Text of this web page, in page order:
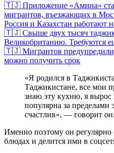
🇹🇯 Приложение «Амина»
мигрантов, въезжающих в
Россия и Казахстан работают
🇹🇯 Свыше двух тысяч
Великобританию. Требуются
🇹🇯 Мигрантов предупредили,
можно получить срок
«Я родился в
Таджикистане, все мои
знаю эту кухню, я вырос
популярна за
счастлив», — говорит он.
Именно поэтому он
блюдах и делится ими в